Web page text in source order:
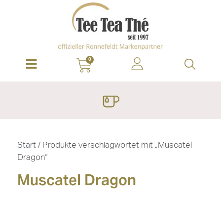
0
Start / Produkte verschlagwortet mit „Muscatel
Dragon“
Muscatel Dragon